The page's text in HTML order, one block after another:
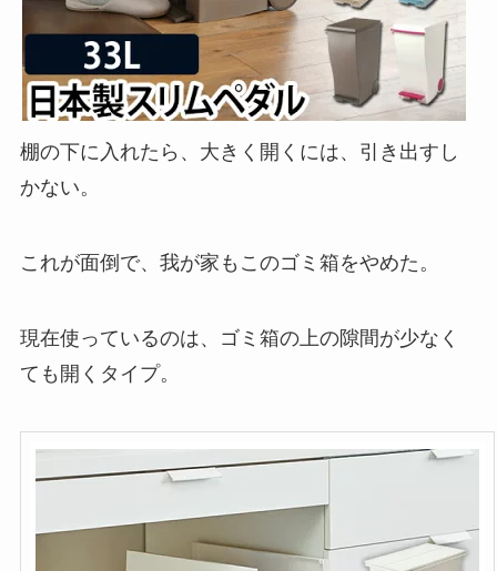
棚の下に入れたら、大きく開くには、引き出すし
かない。
これが面倒で、我が家もこのゴミ箱をやめた。
現在使っているのは、ゴミ箱の上の隙間が少なく
ても開くタイプ。